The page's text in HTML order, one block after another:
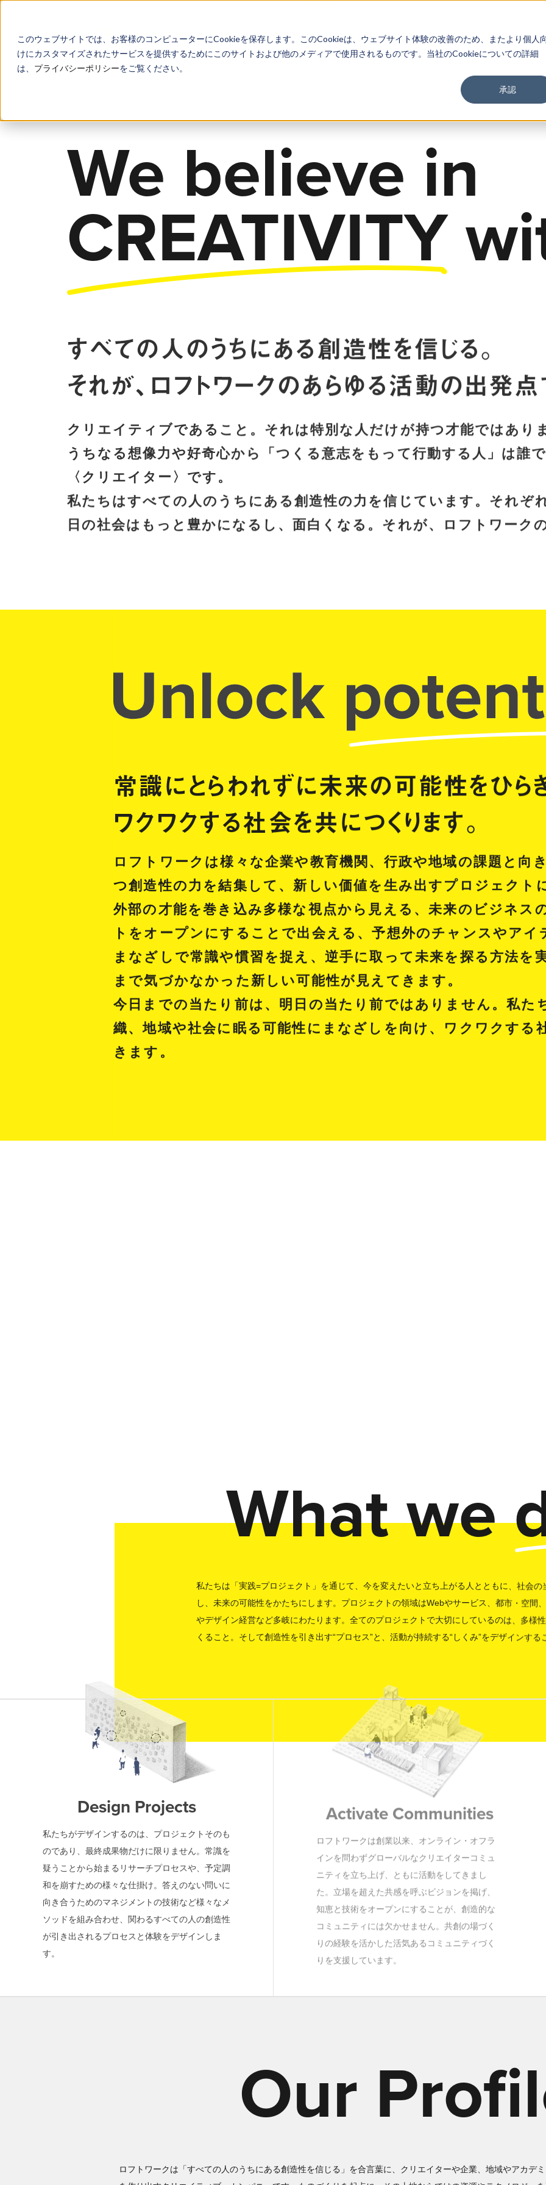
このウェブサイトでは、お客様のコンピューターにCookieを保存します。このCookieは、ウェブサイト体験の改善のため、またより個人
けにカスタマイズされたサービスを提供するためにこのサイトおよび他のメディアで使用されるものです。当社のCookieについての詳細
は、 プライバシーポリシーをご覧ください。
承認
About Service Work Findings
We believe in
CREATIVITY
すべての人のうちにある創造性を信じる。
それが、ロフトワークのあらゆる活動の出発点
クリエイティブであること。それは特別な人だけが持つ才能ではあり
うちなる想像力や好奇心から「つくる意志をもって行動する人」は誰
〈クリエイター〉です。
私たちはすべての人のうちにある創造性の力を信じています。それぞ
日の社会はもっと豊かになるし、面白くなる。それが、ロフトワーク
常識にとらわれずに未来の可能性をひら
ワクワクする社会を共につくります。
ロフトワークは様々な企業や教育機関、行政や地域の課題と向
つ創造性の力を結集して、新しい価値を生み出すプロジェクト
外部の才能を巻き込み多様な視点から見える、未来のビジネス
トをオープンにすることで出会える、予想外のチャンスやア
まなざしで常識や慣習を捉え、逆手に取って未来を探る方法を
まで気づかなかった新しい可能性が見えてきます。
今日までの当たり前は、明日の当たり前ではありません。私た
織、地域や社会に眠る可能性にまなざしを向け、ワクワクする
きます。
Whatwe
私たちは「実践=プロジェクト」を通じて、今を変えたいと立ち上がる人とともに、社会の
し、未来の可能性をかたちにします。プロジェクトの領域はWebやサービス、都市・空間
やデザイン経営など多岐にわたります。全てのプロジェクトで大切にしているのは、多様
くること。そして創造性を引き出す“プロセス”と、活動が持続する“しくみ”をデザインする
Design Projects
私たちがデザインするのは、プロジェクトそのも
のであり、最終成果物だけに限りません。常識を
疑うことから始まるリサーチプロセスや、予定調
和を崩すための様々な仕掛け。答えのない問いに
向き合うためのマネジメントの技術など様々なメ
ソッドを組み合わせ、関わるすべての人の創造性
が引き出されるプロセスと体験をデザインしま
す。
Activate Communities
インを問わずグローバルなクリエイターコミュ
ニティを立ち上げ、ともに活動をしてきまし
た。立場を超えた共感を呼ぶビジョンを掲げ、
知恵と技術をオープンにすることが、創造的な
コミュニティには欠かせません。共創の場づく
りの経験を活かした活気あるコミュニティづく
りを支援しています。
Our
ロフトワークは「すべての人のうちにある創造性を信じる」を合言葉に、クリエイターや企業、地域やアカデ